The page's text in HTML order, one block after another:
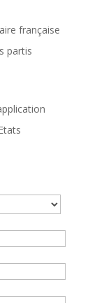
française
partis